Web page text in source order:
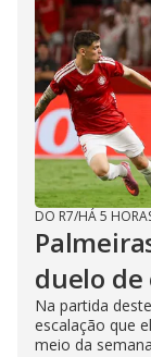
DO R7/HÁ 5
duelo de
Na partida
escalação que
meio da semana